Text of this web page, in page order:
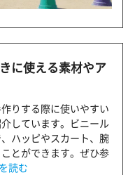
に使える素材やア
りする際に使いやすい
しています。ビニール
ハッピやスカート、腕
とができます。ぜひ参
読む